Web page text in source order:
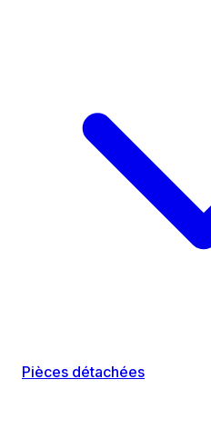
Pièces détachées